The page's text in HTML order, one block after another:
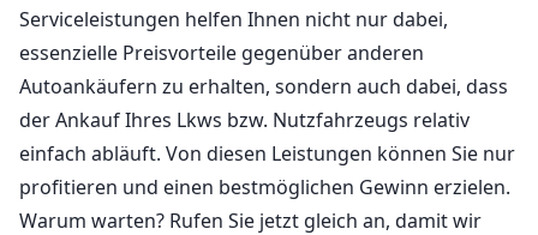
Serviceleistungen helfen Ihnen nicht nur dabei,
essenzielle Preisvorteile gegenüber anderen
Autoankäufern zu erhalten, sondern auch dabei, dass
der Ankauf Ihres Lkws bzw. Nutzfahrzeugs relativ
einfach abläuft. Von diesen Leistungen können Sie nur
profitieren und einen bestmöglichen Gewinn erzielen.
Warum warten? Rufen Sie jetzt gleich an, damit wir